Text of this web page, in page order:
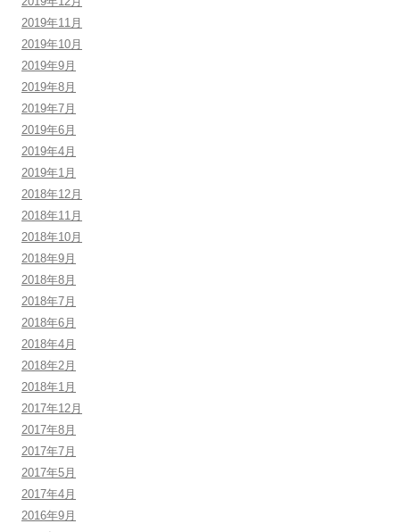
2019年11月
2019年10月
2019年9月
2019年8月
2019年7月
2019年6月
2019年4月
2019年1月
2018年12月
2018年11月
2018年10月
2018年9月
2018年8月
2018年7月
2018年6月
2018年4月
2018年2月
2018年1月
2017年12月
2017年8月
2017年7月
2017年5月
2017年4月
2016年9月